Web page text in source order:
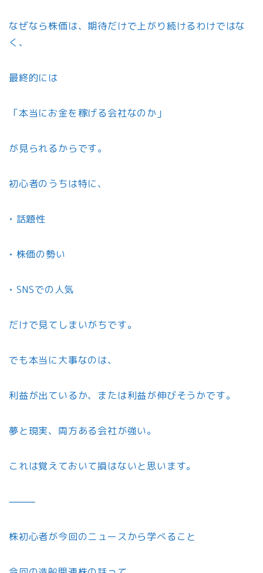
なぜなら株価は、期待だけで上がり続けるわけではな
く、
最終的には
「本当にお金を稼げる会社なのか」
が見られるからです。
初心者のうちは特に、
• 話題性
• 株価の勢い
• SNSでの人気
だけで見てしまいがちです。
でも本当に大事なのは、
利益が出ているか、または利益が伸びそうかです。
夢と現実、両方ある会社が強い。
これは覚えておいて損はないと思います。
⸻
株初心者が今回のニュースから学べること